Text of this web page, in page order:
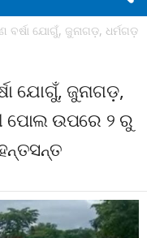
ବର୍ଷା ଯୋଗୁଁ, ଜୁନାଗଡ଼, ଧର୍ମଗଡ଼
ଯୋଗୁଁ, ଜୁନାଗଡ଼,
ପୋଲ ଉପରେ ୨ ରୁ